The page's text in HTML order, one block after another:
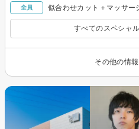
全員 似合わせカット＋マッサー
すべてのスペシャ
その他の情